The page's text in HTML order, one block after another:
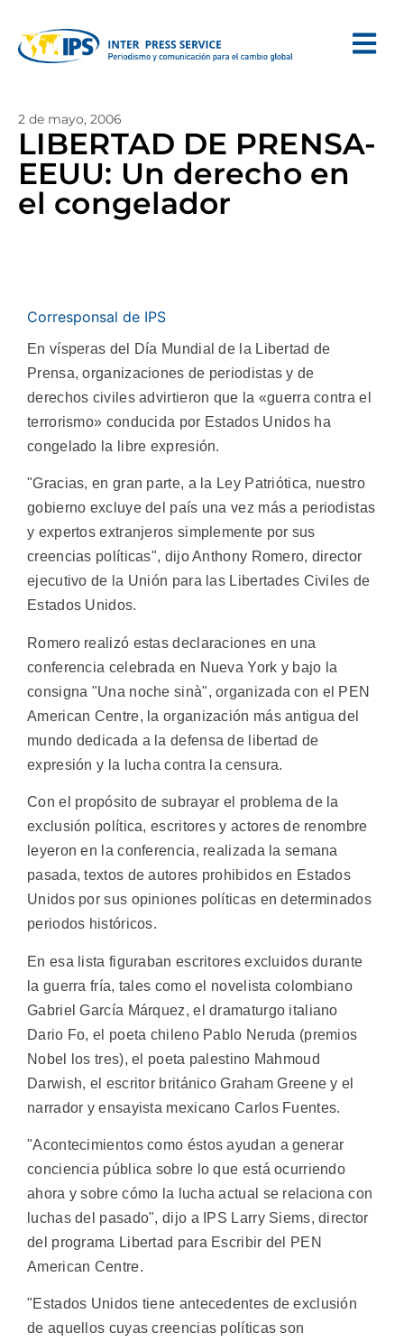
2 de mayo, 2006
LIBERTAD DE PRENSA-
EEUU: Un derecho en
el congelador
Corresponsal de IPS
En vísperas del Día Mundial de la Libertad de
Prensa, organizaciones de periodistas y de
derechos civiles advirtieron que la «guerra contra el
terrorismo» conducida por Estados Unidos ha
congelado la libre expresión.
"Gracias, en gran parte, a la Ley Patriótica, nuestro
gobierno excluye del país una vez más a periodistas
y expertos extranjeros simplemente por sus
creencias políticas", dijo Anthony Romero, director
ejecutivo de la Unión para las Libertades Civiles de
Estados Unidos.
Romero realizó estas declaraciones en una
conferencia celebrada en Nueva York y bajo la
consigna "Una noche sinà", organizada con el PEN
American Centre, la organización más antigua del
mundo dedicada a la defensa de libertad de
expresión y la lucha contra la censura.
Con el propósito de subrayar el problema de la
exclusión política, escritores y actores de renombre
leyeron en la conferencia, realizada la semana
pasada, textos de autores prohibidos en Estados
Unidos por sus opiniones políticas en determinados
periodos históricos.
En esa lista figuraban escritores excluidos durante
la guerra fría, tales como el novelista colombiano
Gabriel García Márquez, el dramaturgo italiano
Dario Fo, el poeta chileno Pablo Neruda (premios
Nobel los tres), el poeta palestino Mahmoud
Darwish, el escritor británico Graham Greene y el
narrador y ensayista mexicano Carlos Fuentes.
"Acontecimientos como éstos ayudan a generar
conciencia pública sobre lo que está ocurriendo
ahora y sobre cómo la lucha actual se relaciona con
luchas del pasado", dijo a IPS Larry Siems, director
del programa Libertad para Escribir del PEN
American Centre.
"Estados Unidos tiene antecedentes de exclusión
de aquellos cuyas creencias políticas son